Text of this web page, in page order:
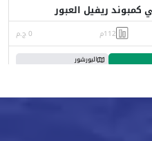
112م 0 ج.م
البورشور